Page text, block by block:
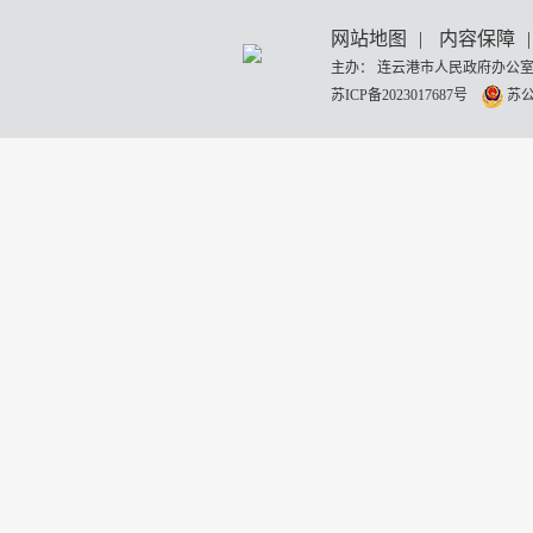
网站地图 | 内容保障 |
主办： 连云港市人民政府办
苏ICP备2023017687号
苏